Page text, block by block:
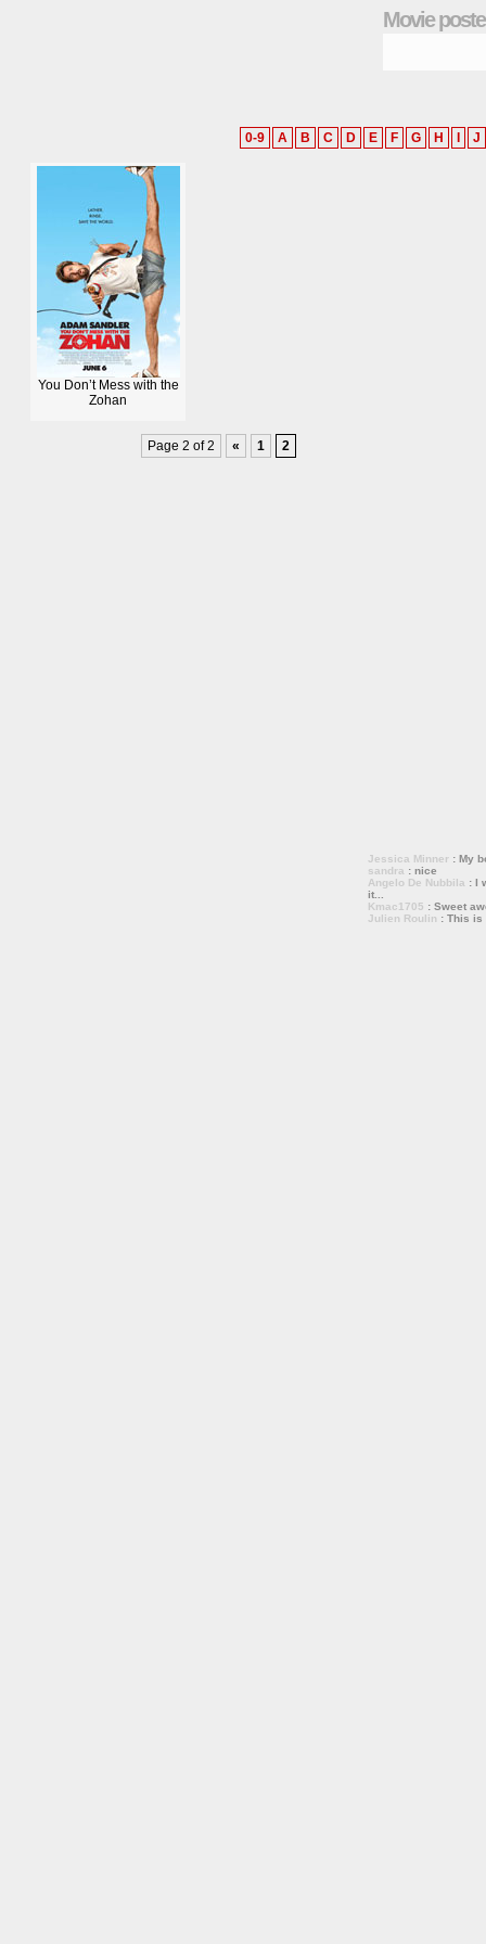
Movie
0-9 A B C D E F G H J
You Don’t Mess with the
Zohan
Page 2 of 2 « 1 2
Jessica Minner : My
sandra : nice
Angelo De Nubbila : I
it...
Kmac1705 : Sweet
Julien Roulin : This is